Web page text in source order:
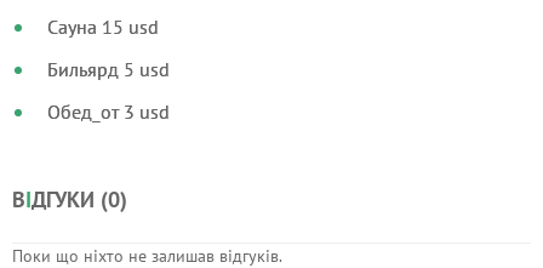
Сауна 15 usd
Бильярд 5 usd
Обед_от 3 usd
ВІДГУКИ (0)
Поки що ніхто не залишав відгуків.